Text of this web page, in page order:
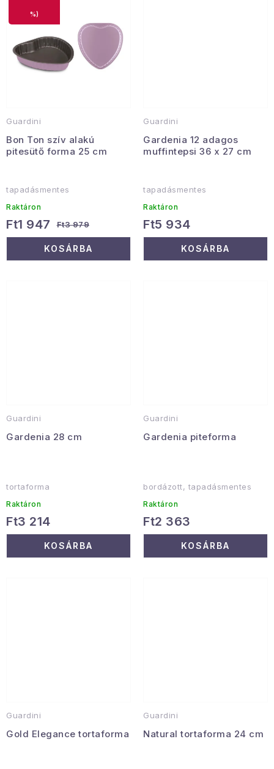
Guardini
Bon Ton szív alakú
pitesütő forma 25 cm
%)
tapadásmentes
Raktáron
Ft1 947 Ft3 979
KOSÁRBA
Guardini
Gardenia 12 adagos
muffintepsi 36 x 27 cm
tapadásmentes
Raktáron
Ft5 934
KOSÁRBA
Guardini
Gardenia 28 cm
tortaforma
Raktáron
Ft3 214
KOSÁRBA
Guardini
Gardenia piteforma
bordázott, tapadásmentes
Raktáron
Ft2 363
KOSÁRBA
Guardini
Gold Elegance tortaforma
Guardini
Natural tortaforma 24 cm